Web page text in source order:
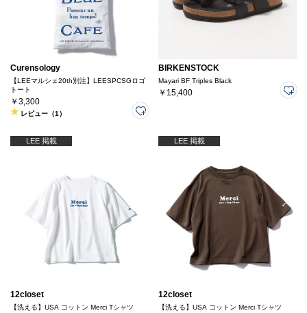
Curensology
【LEEマルシェ20th別注】LEESPCSGロゴ
トート
￥3,300
レビュー（1）
BIRKENSTOCK
Mayari BF Triples Black
￥15,400
LEE 掲載
12closet
【洗える】USA コットン Merci Tシャツ
LEE 掲載
12closet
【洗える】USA コットン Merci Tシャツ